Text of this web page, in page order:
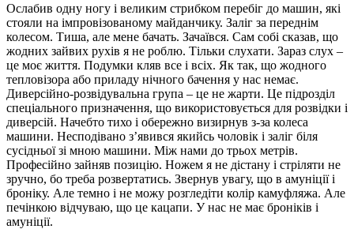
Ослабив одну ногу і великим стрибком перебіг до машин, які
стояли на імпровізованому майданчику. Заліг за переднім
колесом. Тиша, але мене бачать. Зачаївся. Сам собі сказав, що
жодних зайвих рухів я не роблю. Тільки слухати. Зараз слух –
це моє життя. Подумки кляв все і всіх. Як так, що жодного
тепловізора або приладу нічного бачення у нас немає.
Диверсійно-розвідувальна група – це не жарти. Це підрозділ
спеціального призначення, що використовується для розвідки і
диверсій. Начебто тихо і обережно визирнув з-за колеса
машини. Несподівано з’явився якийсь чоловік і заліг біля
сусідньої зі мною машини. Між нами до трьох метрів.
Професійно зайняв позицію. Ножем я не дістану і стріляти не
зручно, бо треба розвертатись. Звернув увагу, що в амуніції і
броніку. Але темно і не можу розгледіти колір камуфляжа. Але
печінкою відчуваю, що це кацапи. У нас не має броніків і
амуніції.